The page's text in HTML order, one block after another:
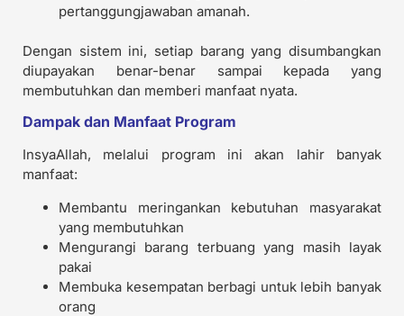
pertanggungjawaban amanah.
Dengan sistem ini, setiap barang yang disumbangkan
diupayakan benar-benar sampai kepada yang
membutuhkan dan memberi manfaat nyata.
Dampak dan Manfaat Program
InsyaAllah, melalui program ini akan lahir banyak
manfaat:
Membantu meringankan kebutuhan masyarakat
yang membutuhkan
Mengurangi barang terbuang yang masih layak
pakai
Membuka kesempatan berbagi untuk lebih banyak
orang